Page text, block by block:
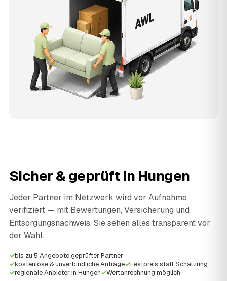
Sicher & geprüft in Hungen
Jeder Partner im Netzwerk wird vor Aufnahme
verifiziert — mit Bewertungen, Versicherung und
Entsorgungsnachweis. Sie sehen alles transparent vor
der Wahl.
✓bis zu 5 Angebote geprüfter Partner
✓kostenlose & unverbindliche Anfrage✓Festpreis statt Schätzung
✓regionale Anbieter in Hungen✓Wertanrechnung möglich